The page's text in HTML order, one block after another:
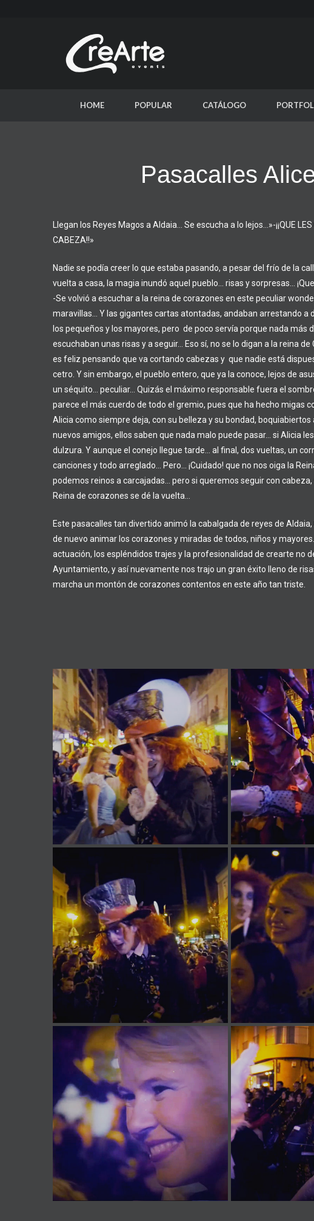
HOME POPULAR CATÁLOGO
Pasacalles
Llegan los Reyes Magos a Aldaia… Se escucha a lo lejos…»-¡¡QUE LES
CABEZA!!»
Nadie se podía creer lo que estaba pasando, a pesar del frío de la
vuelta a casa, la magia inundó aquel pueblo… risas y sorpresas…
-Se volvió a escuchar a la reina de corazones en este peculiar
maravillas… Y las gigantes cartas atontadas, andaban arrestando a
los pequeños y los mayores, pero de poco servía porque nada más
escuchaban unas risas y a seguir… Eso sí, no se lo digan a la reina de
es feliz pensando que va cortando cabezas y que nadie está
cetro. Y sin embargo, el pueblo entero, que ya la conoce, lejos de
un séquito… peculiar… Quizás el máximo responsable fuera el
parece el más cuerdo de todo el gremio, pues que ha hecho migas
Alicia como siempre deja, con su belleza y su bondad,
nuevos amigos, ellos saben que nada malo puede pasar… si Alicia
dulzura. Y aunque el conejo llegue tarde… al final, dos vueltas, un
canciones y todo arreglado… Pero… ¡Cuidado! que no nos oiga la
podemos reinos a carcajadas… pero si queremos seguir con
Reina de corazones se dé la vuelta…
Este pasacalles tan divertido animó la cabalgada de reyes de
de nuevo animar los corazones y miradas de todos, niños y
actuación, los espléndidos trajes y la profesionalidad de crearte no
Ayuntamiento, y así nuevamente nos trajo un gran éxito lleno de
marcha un montón de corazones contentos en este año tan triste.